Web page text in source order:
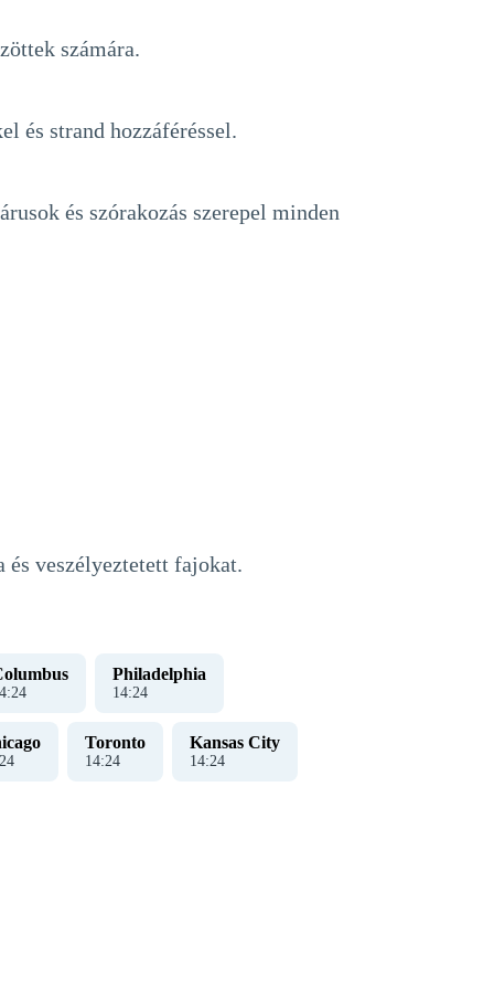
számára.
és strand hozzáféréssel.
és szórakozás szerepel minden
és veszélyeztetett fajokat.
:25
Philadelphia
14:25
25
Toronto
14:25
Kansas City
14:25